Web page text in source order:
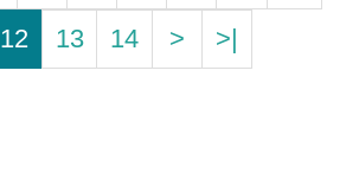
12 13 14 > >|